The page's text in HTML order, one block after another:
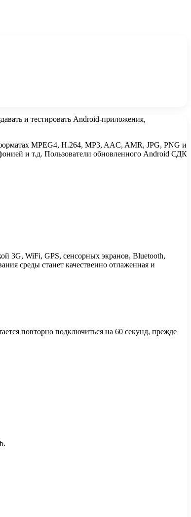
и тестировать Android-приложения,
MPEG4, H.264, MP3, AAC, AMR, JPG, PNG и
и т.д. Пользователи обновленного Android СДК
3G, WiFi, GPS, сенсорных экранов, Bluetooth,
среды станет качественно отлаженная и
повторно подключиться на 60 секунд, прежде